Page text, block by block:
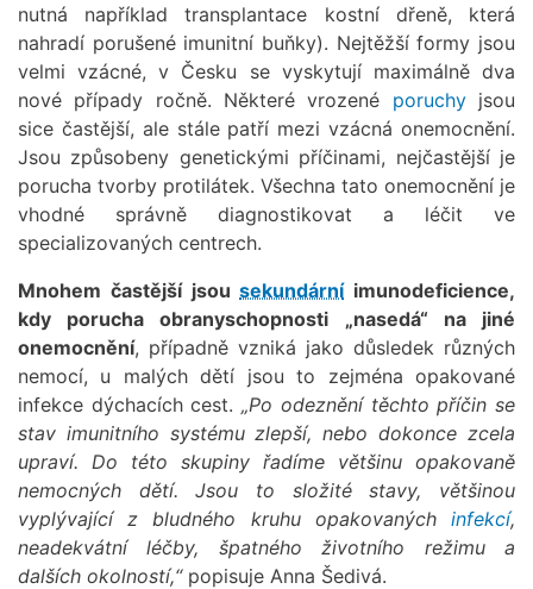
nutná například transplantace kostní dřeně, která
nahradí porušené imunitní buňky). Nejtěžší formy jsou
velmi vzácné, v Česku se vyskytují maximálně dva
nové případy ročně. Některé vrozené poruchyjsou
sice častější, ale stále patří mezi vzácná onemocnění.
Jsou způsobeny genetickými příčinami, nejčastější je
porucha tvorby protilátek. Všechna tato onemocnění je
vhodné správně diagnostikovat a léčit ve
specializovaných centrech.
Mnohem častější jsousekundárníimunodeficience,
kdy porucha obranyschopnosti „nasedá“ na jiné
onemocnění, případně vzniká jako důsledek různých
nemocí, u malých dětí jsou to zejména opakované
infekce dýchacích cest.„Po odeznění těchto příčin se
stav imunitního systému zlepší, nebo dokonce zcela
upraví. Do této skupiny řadíme většinu opakovaně
nemocných dětí. Jsou to složité stavy, většinou
vyplývající z bludného kruhu opakovaných infekcí,
neadekvátní léčby, špatného životního režimu a
dalších okolností,“popisuje Anna Šedivá.